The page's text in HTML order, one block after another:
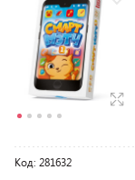
Код: 281632